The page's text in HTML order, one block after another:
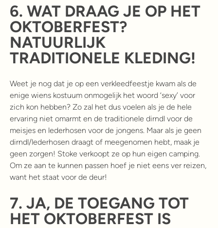
6. WAT DRAAG JE OP HET
OKTOBERFEST?
NATUURLIJK
TRADITIONELE KLEDING!
Weet je nog dat je op een verkleedfeestje kwam als de
enige wiens kostuum onmogelijk het woord ‘sexy’ voor
zich kon hebben? Zo zal het dus voelen als je de hele
ervaring niet omarmt en de traditionele dirndl voor de
meisjes en lederhosen voor de jongens. Maar als je geen
dirndl/lederhosen draagt of meegenomen hebt, maak je
geen zorgen! Stoke verkoopt ze op hun eigen camping.
Om ze aan te kunnen passen hoef je niet eens ver reizen,
want het staat voor de deur!
7. JA, DE TOEGANG TOT
HET OKTOBERFEST IS